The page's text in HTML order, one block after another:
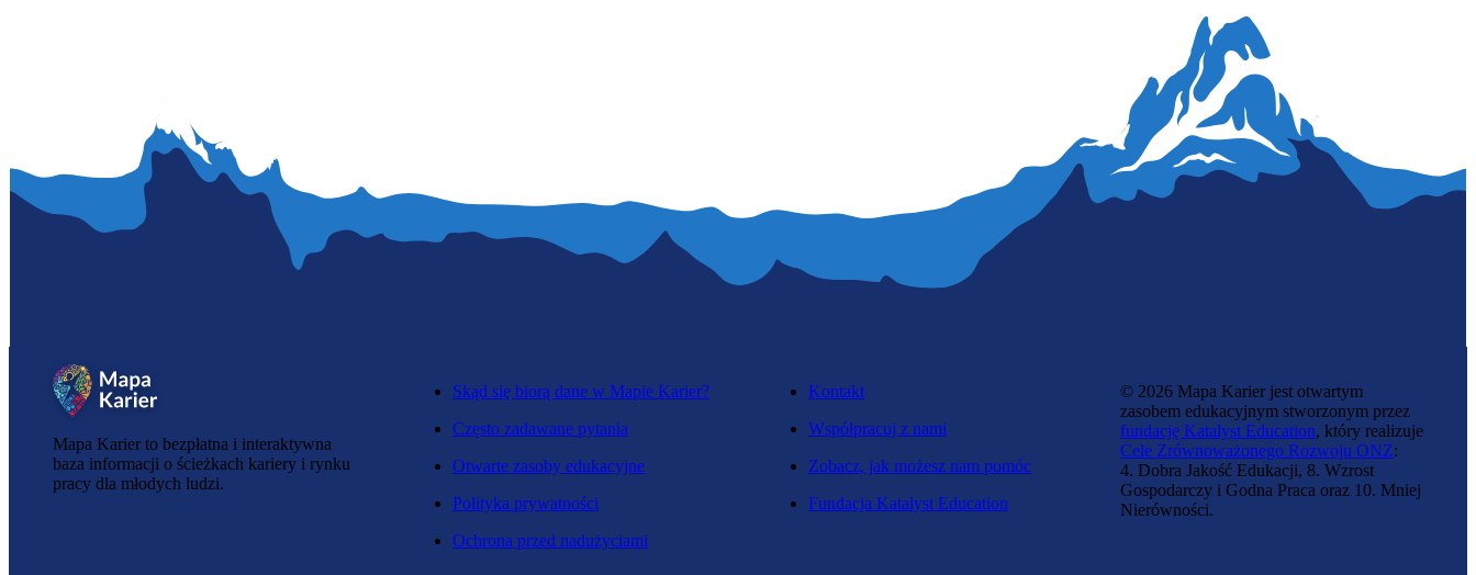
Mapa Karier to bezpłatna i interaktywna
baza informacji o ścieżkach kariery i rynku
pracy dla młodych ludzi.
Skąd się biorą dane w Mapie Karier?
Często zadawane pytania
Otwarte zasoby edukacyjne
Polityka prywatności
Ochrona przed nadużyciami
Kontakt
Współpracuj z nami
Zobacz, jak możesz nam pomóc
Fundacja Katalyst Education
© 2026 Mapa Karier jest otwartym
zasobem edukacyjnym stworzonym przez
fundację Katalyst Education, który realizuje
Cele Zrównoważonego Rozwoju ONZ:
4. Dobra Jakość Edukacji, 8. Wzrost
Gospodarczy i Godna Praca oraz 10. Mniej
Nierówności.